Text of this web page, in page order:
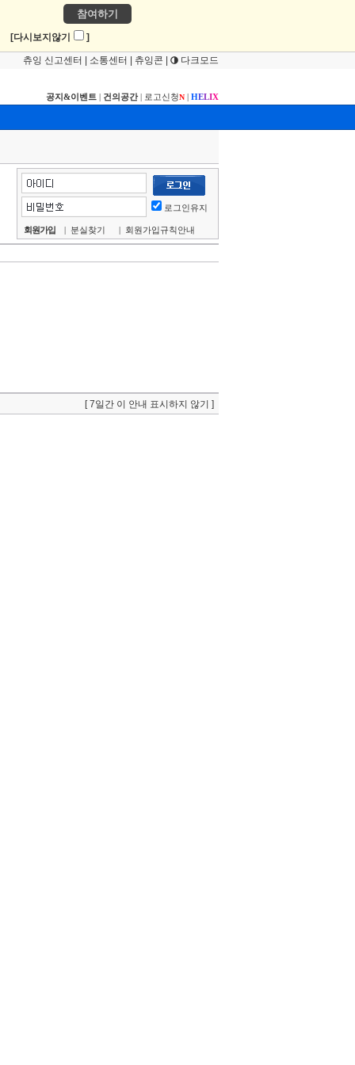
참여하기
[다시보지않기 ]
츄잉 신고센터 소통센터 츄잉콘 다크모드
공지&이벤트 | 건의공간| 로고신청N | HELIX
로그인유지
회원가입 | 분실찾기 | 회원가입규칙안내
[ 7일간 이 안내 표시하지 않기 ]